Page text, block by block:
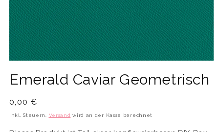
in
Modal
Emerald Caviar Geometrisch
Normaler
Preis
0,00 €
Inkl. Steuern. Versand wird an der Kasse berechnet